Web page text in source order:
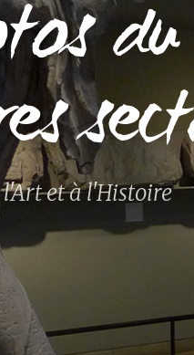
l'Art et à l'Histoire